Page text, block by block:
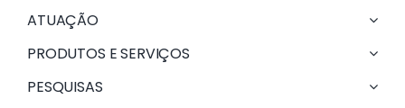
ATUAÇÃO
PRODUTOS E SERVIÇOS
PESQUISAS